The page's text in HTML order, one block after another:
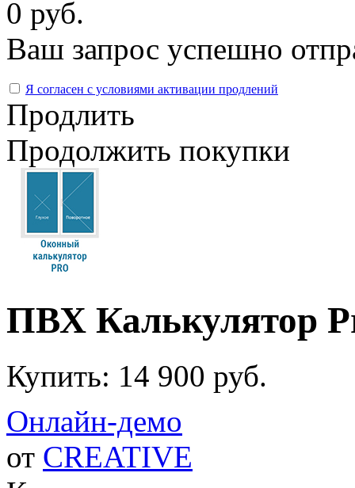
0 руб.
Ваш запрос успешно
Я согласен с условиями активации продлений
Продлить
Продолжить покупки
ПВХ Калькулятор
Купить: 14 900 руб.
Онлайн-демо
от CREATIVE